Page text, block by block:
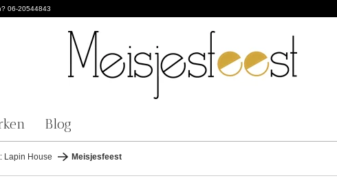
06-20544843
Blog
Lapin House Meisjesfeest